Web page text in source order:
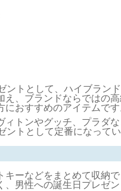
ントとして、ハイブラン
、ブランドならではの
おすすめのアイテムです
トンやグッチ、プラダ
トとして定番になってい
ーなどをまとめて収納
、男性への誕生日プレゼ